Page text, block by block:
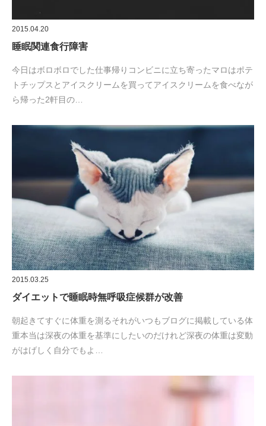
2015.04.20
睡眠関連食行障害
今日はボロボロでした仕事帰りコンビニに立ち寄ったマロはポテ
トチップスとアイスクリームを買ってアイスクリームを食べなが
ら帰った2軒目の…
2015.03.25
ダイエットで睡眠時無呼吸症候群が改善
朝起きてすぐに体重を測るそれがいつもブログに掲載している体
重本当は深夜の体重を基準にしたいのだけれど深夜の体重は変動
がはげしく自分でもよ…